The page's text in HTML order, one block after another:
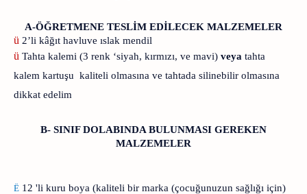
A-ÖĞRETMENE TESLİM EDİLECEK MALZEMELER
ü 2’li kâğıt havluve ıslak mendil
ü Tahta kalemi (3 renk ‘siyah, kırmızı, ve mavi) veya tahta
kalem kartuşu kaliteli olmasına ve tahtada silinebilir olmasına
dikkat edelim
B- SINIF DOLABINDA BULUNMASI GEREKEN
MALZEMELER
Ë 12 'li kuru boya (kaliteli bir marka (çocuğunuzun sağlığı için)